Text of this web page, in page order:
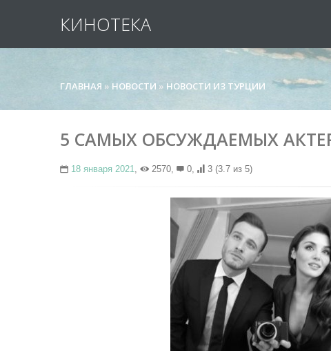
КИНОТЕКА
ГЛАВНАЯ » НОВОСТИ » НОВОСТИ ИЗ ТУРЦИИ
5 САМЫХ ОБСУЖДАЕМЫХ
18 января 2021, 2570, 0, 3 (3.7 из 5)